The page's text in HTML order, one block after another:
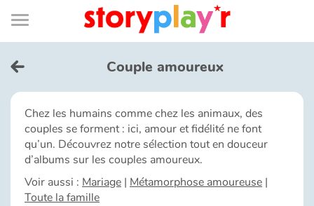
Connexion
Bibliothèque
de
page
Menu
Je me connecte
Tester gratuitement
Bibliothèque
Couple amoureux
Chez les humains comme chez les animaux, des
couples se forment : ici, amour et fidélité ne font
qu’un. Découvrez notre sélection tout en douceur
d’albums sur les couples amoureux.
Voir aussi : Mariage | Métamorphose amoureuse |
Toute la famille